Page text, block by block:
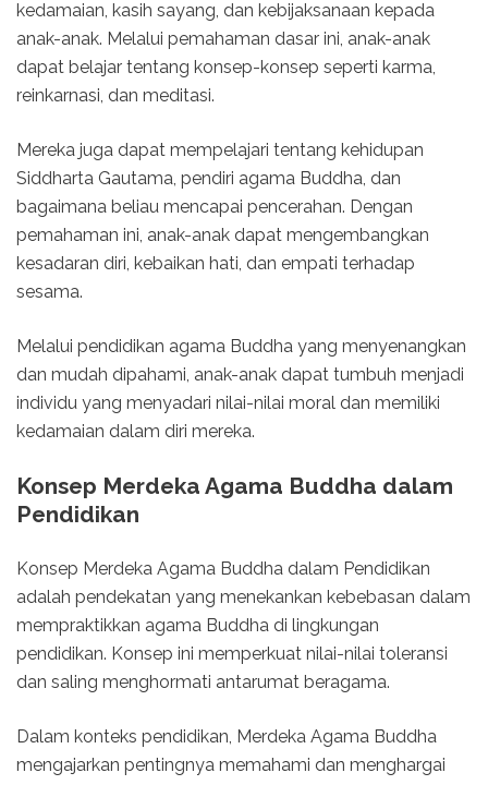
kedamaian, kasih sayang, dan kebijaksanaan kepada
anak-anak. Melalui pemahaman dasar ini, anak-anak
dapat belajar tentang konsep-konsep seperti karma,
reinkarnasi, dan meditasi.
Mereka juga dapat mempelajari tentang kehidupan
Siddharta Gautama, pendiri agama Buddha, dan
bagaimana beliau mencapai pencerahan. Dengan
pemahaman ini, anak-anak dapat mengembangkan
kesadaran diri, kebaikan hati, dan empati terhadap
sesama.
Melalui pendidikan agama Buddha yang menyenangkan
dan mudah dipahami, anak-anak dapat tumbuh menjadi
individu yang menyadari nilai-nilai moral dan memiliki
kedamaian dalam diri mereka.
Konsep Merdeka Agama Buddha dalam
Pendidikan
Konsep Merdeka Agama Buddha dalam Pendidikan
adalah pendekatan yang menekankan kebebasan dalam
mempraktikkan agama Buddha di lingkungan
pendidikan. Konsep ini memperkuat nilai-nilai toleransi
dan saling menghormati antarumat beragama.
Dalam konteks pendidikan, Merdeka Agama Buddha
mengajarkan pentingnya memahami dan menghargai